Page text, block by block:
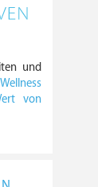
und
von